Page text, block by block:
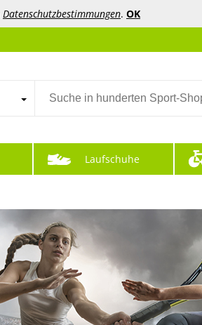
Datenschutzbestimmungen. OK
Laufschuhe